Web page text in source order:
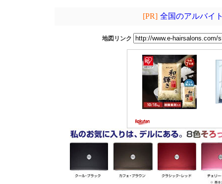
[PR] 全国のアルバイ
地図リンク